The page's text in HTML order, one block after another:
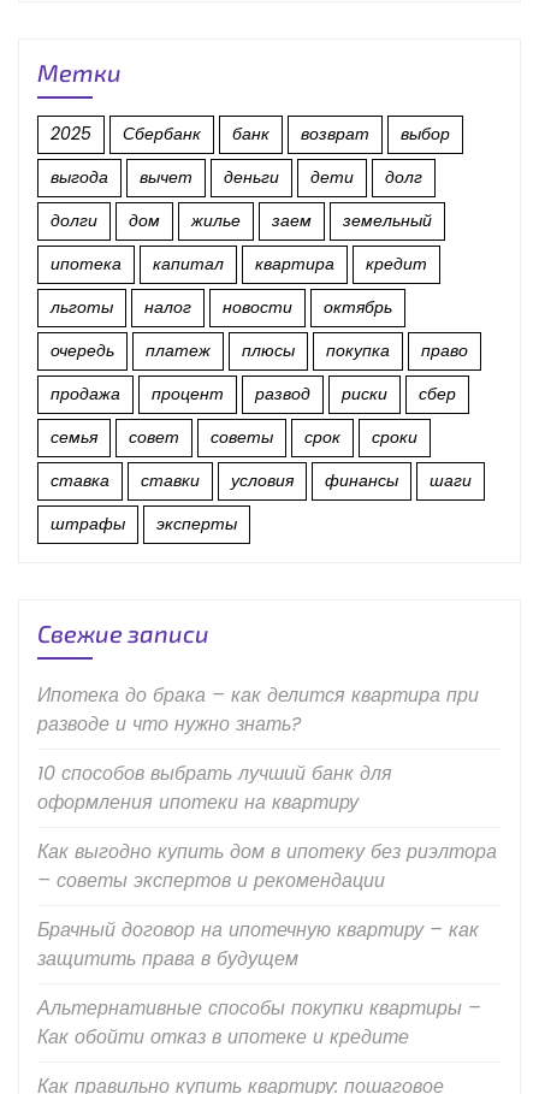
Метки
2025 Сбербанк банк возврат
выбор
выгода
вычет деньги дети
долг
долги
дом жилье заем
земельный
ипотека
капитал квартира
кредит
льготы
налог новости
октябрь
очередь
платеж плюсы покупка
право
продажа
процент развод риски
сбер
семья
совет советы срок
сроки
ставка
ставки условия финансы
шаги
штрафы
эксперты
Свежие записи
Ипотека до брака – как делится квартира при
разводе и что нужно знать?
10 способов выбрать лучший банк для
оформления ипотеки на квартиру
Как выгодно купить дом в ипотеку без риэлтора
– советы экспертов и рекомендации
Брачный договор на ипотечную квартиру – как
защитить права в будущем
Альтернативные способы покупки квартиры –
Как обойти отказ в ипотеке и кредите
Как правильно купить квартиру: пошаговое